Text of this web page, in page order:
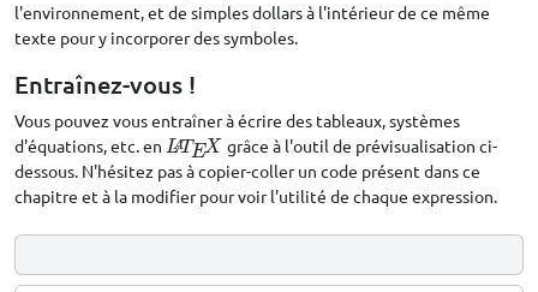
l'environnement, et de simples dollars à l'intérieur de ce même
texte pour y incorporer des symboles.
Entraînez-vous !
Vous pouvez vous entraîner à écrire des tableaux, systèmes
d'équations, etc. en LATEX
LATEX
grâce à l'outil de prévisualisation ci-
dessous. N'hésitez pas à copier-coller un code présent dans ce
chapitre et à la modifier pour voir l'utilité de chaque expression.